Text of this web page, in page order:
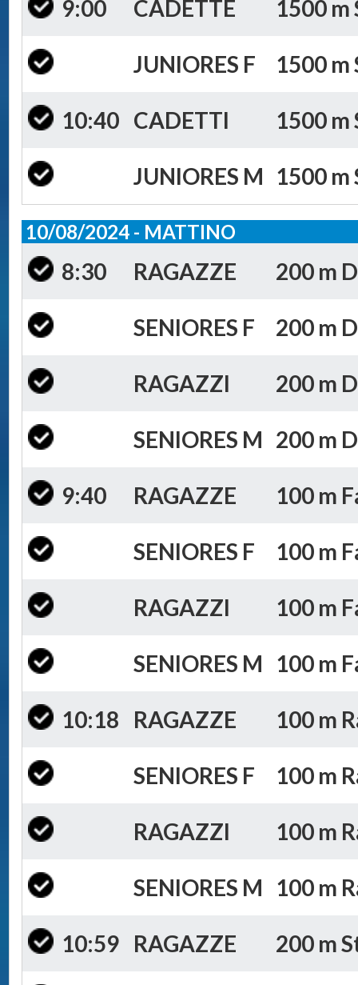
9:00 CADETTE 1500 m
JUNIORES F 1500 m
10:40 CADETTI 1500 m
JUNIORES M 1500 m
10/08/2024 - MATTINO
8:30 RAGAZZE 200 m
SENIORES F 200 m
RAGAZZI 200 m
SENIORES M 200 m
9:40 RAGAZZE 100 m
SENIORES F 100 m
RAGAZZI 100 m
SENIORES M 100 m
10:18 RAGAZZE 100 m
SENIORES F 100 m
RAGAZZI 100 m
SENIORES M 100 m
10:59 RAGAZZE 200 m